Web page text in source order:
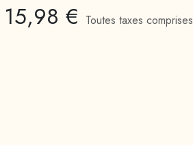
15,98 € Toutes taxes comprises